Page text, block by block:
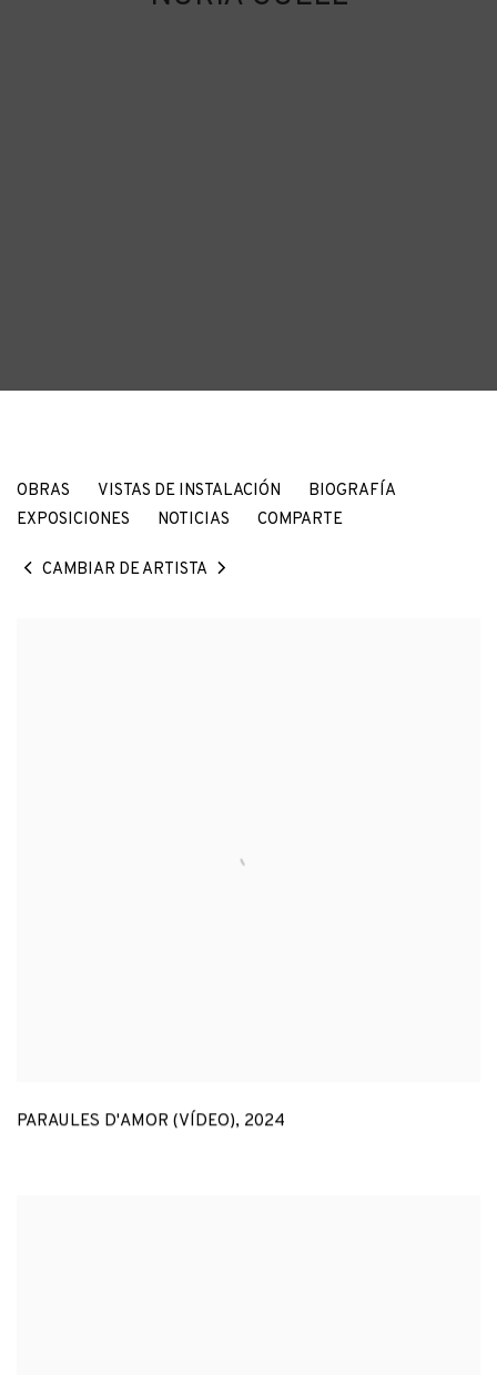
NÚRIA GÜELL SPAIN,1981
OBRAS VISTAS DE INSTALACIÓN
BIOGRAFÍA
EXPOSICIONES
NOTICIAS COMPARTE
CAMBIAR DE ARTISTA
PARAULES D'AMOR (VÍDEO), 2024